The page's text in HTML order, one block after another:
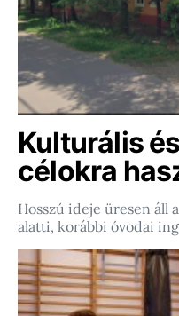
Kulturális
célokra
Hosszú ideje üresen áll
alatti, korábbi óvodai